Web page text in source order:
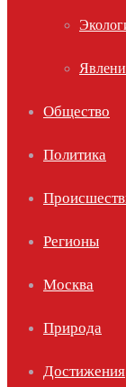
Общество
Политика
Регионы
Москва
Природа
Достижения